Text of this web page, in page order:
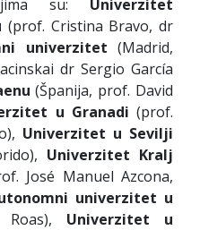
su: Univerzitet
(prof. Cristina Bravo, dr
univerzitet(Madrid,
dr Sergio García
(Španija, prof. David
u Granadi (prof.
Univerzitet u Sevilji
Univerzitet Kralj
José Manuel Azcona,
univerzitet u
Univerzitet u